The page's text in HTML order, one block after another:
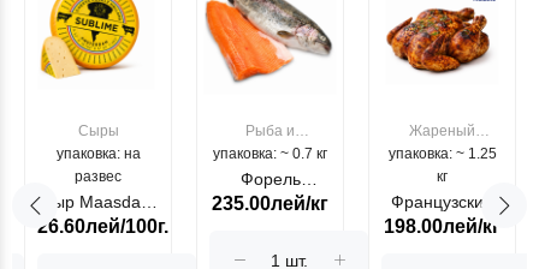
Сыры
упаковка: на
развес
Сыр Maasdam
Sublime Cow
26.60лей/100г.
Рыба и
морепродукты
упаковка: ~ 0.7 кг
Форель
лососевая
Moldovenesc"
235.00лей/кг
Жареный
цыпленок
упаковка: ~ 1.25
кг
Французский
гриль, кг
198.00лей/кг